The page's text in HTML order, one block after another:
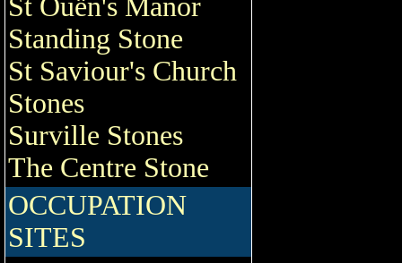
St Ouën's Manor
Standing Stone
St Saviour's Church
Stones
Surville Stones
The Centre Stone
OCCUPATION
SITES